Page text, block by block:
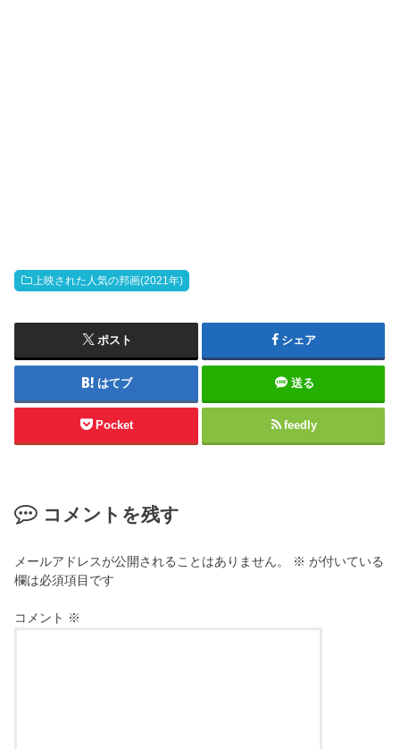
上映された人気の邦画(2021年)
ポスト シェア
はてブ 送る
Pocket feedly
コメントを残す
メールアドレスが公開されることはありません。 ※ が付いている
欄は必須項目です
コメント ※